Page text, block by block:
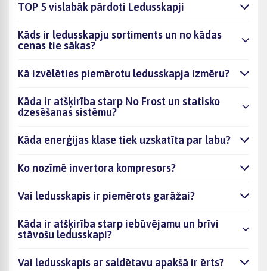
TOP 5 vislabāk pārdoti Ledusskapji
Kāds ir ledusskapju sortiments un no kādas
cenas tie sākas?
Kā izvēlēties piemērotu ledusskapja izmēru?
Kāda ir atšķirība starp No Frost un statisko
dzesēšanas sistēmu?
Kāda enerģijas klase tiek uzskatīta par labu?
Ko nozīmē invertora kompresors?
Vai ledusskapis ir piemērots garāžai?
Kāda ir atšķirība starp iebūvējamu un brīvi
stāvošu ledusskapi?
Vai ledusskapis ar saldētavu apakšā ir ērts?